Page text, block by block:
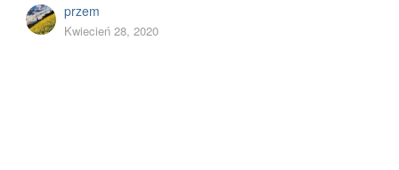
przem
Kwiecień 28, 2020